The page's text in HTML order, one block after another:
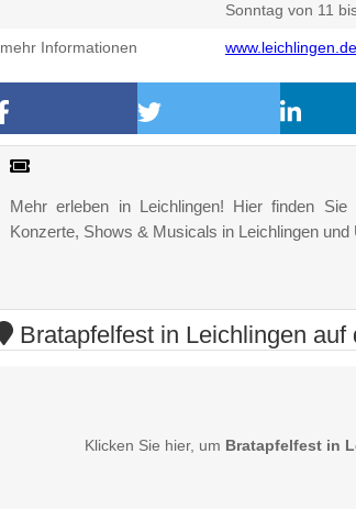
Sonntag von 11
mehr Informationen www.leichlingen.de
Mehr erleben in Leichlingen! Hier finden
Konzerte, Shows & Musicals in Leichlingen und
Bratapfelfest in Leichlingen auf
Klicken Sie hier, um Bratapfelfest in